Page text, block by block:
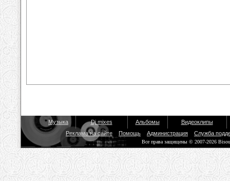
Музыка Dj mixes Альбомы
Видеоклипы
Реклама на сайте
Помощь Администрация Служба
Все права защищены © 2007-2026